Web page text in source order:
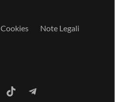
Cookies
Note Legali